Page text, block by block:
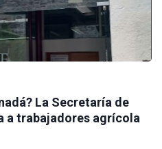
La Secretaría de
a trabajadores agrícola